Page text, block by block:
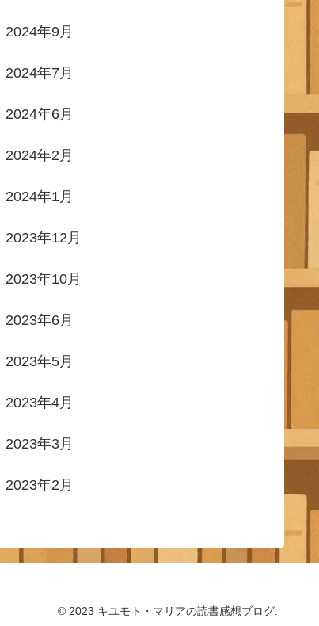
2024年9月
2024年7月
2024年6月
2024年2月
2024年1月
2023年12月
2023年10月
2023年6月
2023年5月
2023年4月
2023年3月
2023年2月
© 2023 キユモト・マリアの読書感想ブログ.